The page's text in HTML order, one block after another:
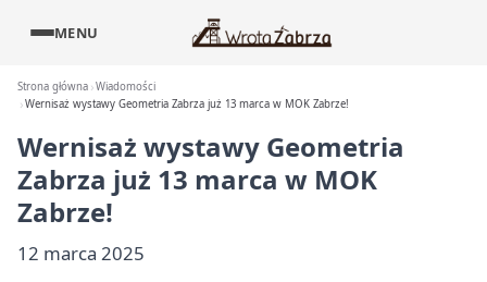
MENU
Strona główna Wiadomości
Wernisaż wystawy Geometria Zabrza już 13 marca w MOK Zabrze!
Wernisaż wystawy Geometria
Zabrza już 13 marca w MOK
Zabrze!
12 marca 2025